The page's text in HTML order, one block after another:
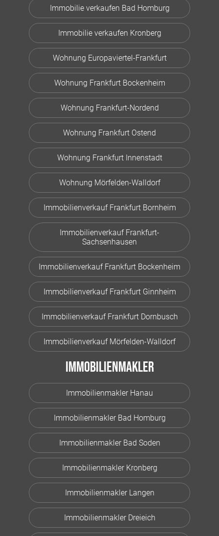
Immobilie verkaufen Bad Homburg
Immobilie verkaufen Kronberg
Wohnung Europaviertel-Frankfurt
Wohnung Frankfurt Bockenheim
Wohnung Frankfurt-Nordend
Wohnung Frankfurt Ostend
Wohnung Frankfurt Innenstadt
Wohnung Mörfelden-Walldorf
Immobilienverkauf Frankfurt Bornheim
Immobilienverkauf Frankfurt-
Sachsenhausen
Immobilienverkauf Frankfurt Bockenheim
Immobilienverkauf Frankfurt Ginnheim
Immobilienverkauf Frankfurt Dornbusch
Immobilienverkauf Mörfelden-Walldorf
Immobilienmakler
Immobilienmakler Hanau
Immobilienmakler Bad Homburg
Immobilienmakler Bad Soden
Immobilienmakler Kronberg
Immobilienmakler Langen
Immobilienmakler Dreieich